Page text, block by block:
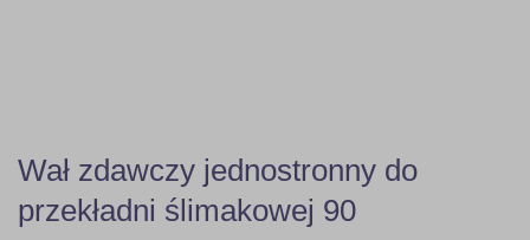
Wał zdawczy jednostronny do
przekładni ślimakowej 90